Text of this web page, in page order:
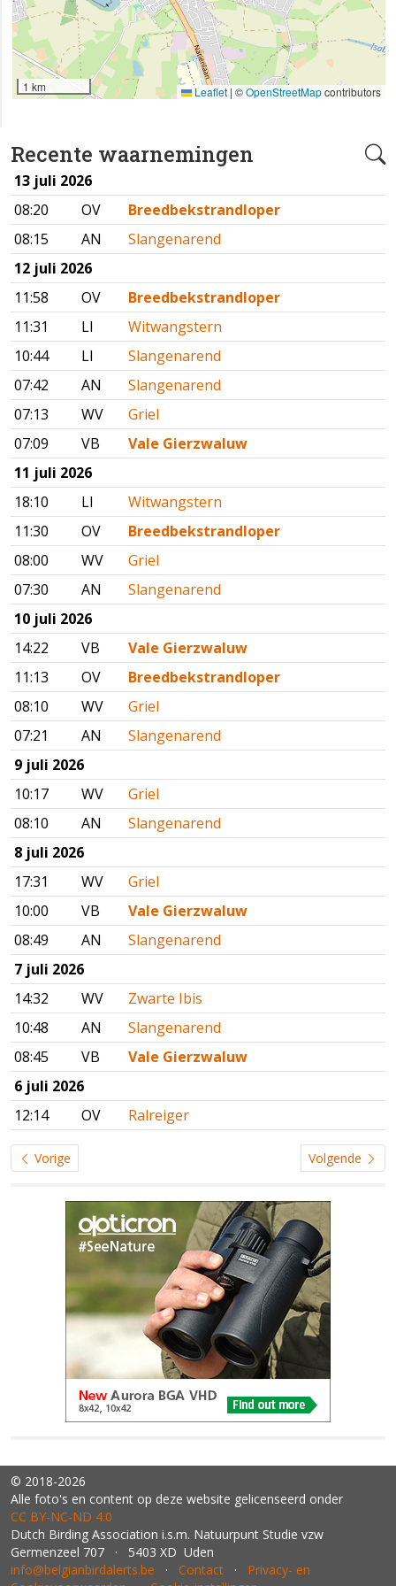
Recente waarnemingen
13 juli 2026
08:20
OV
Breedbekstrandloper
08:15
AN
Slangenarend
12 juli 2026
11:58
OV
Breedbekstrandloper
11:31
LI
Witwangstern
10:44
LI
Slangenarend
07:42
AN
Slangenarend
07:13
WV
Griel
07:09
VB
Vale Gierzwaluw
11 juli 2026
18:10
LI
Witwangstern
11:30
OV
Breedbekstrandloper
08:00
WV
Griel
07:30
AN
Slangenarend
10 juli 2026
14:22
VB
Vale Gierzwaluw
11:13
OV
Breedbekstrandloper
08:10
WV
Griel
07:21
AN
Slangenarend
9 juli 2026
10:17
WV
Griel
08:10
AN
Slangenarend
8 juli 2026
17:31
WV
Griel
10:00
VB
Vale Gierzwaluw
08:49
AN
Slangenarend
7 juli 2026
14:32
WV
Zwarte Ibis
10:48
AN
Slangenarend
08:45
VB
Vale Gierzwaluw
6 juli 2026
12:14
OV Ralreiger
Vorige Volgende
1 km Leaflet | ©OpenStreetMapcontributors
© 2018-2026
Alle foto's en content op deze website gelicenseerd onder
CC BY‑NC‑ND 4.0
Dutch Birding Association i.s.m. Natuurpunt Studie vzw
Germenzeel 707 · 5403 XD Uden
info@belgianbirdalerts.be · Contact · Privacy- en